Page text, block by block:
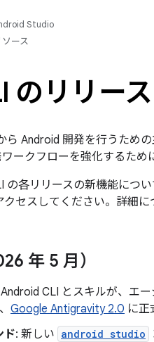
Studio
ース
のリリー
ら Android 開発を行うため
ークフローを強化するため
の各リリースの新機能につ
クセスしてください。詳細に
年 5 月）
CLI とスキルが、エ
Google Antigravity 2.0 に正
ド: 新しい android studio